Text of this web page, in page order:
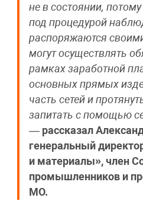
не в состоянии,
под процедурой
распоряжаются
могут осуществлять
рамках заработной
основных прямых
часть сетей и
запитать с помощью
—рассказал
генеральный
и материалы», член
промышленников и
МО.